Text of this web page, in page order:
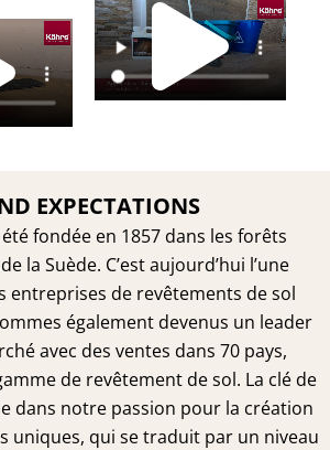
Play
Video
EXPECTATIONS
fondée en 1857 dans les forêts
la Suède. C’est aujourd’hui l’une
entreprises de revêtements de sol
également devenus un leader
avec des ventes dans 70 pays,
de revêtement de sol. La clé de
dans notre passion pour la création
uniques, qui se traduit par un niveau